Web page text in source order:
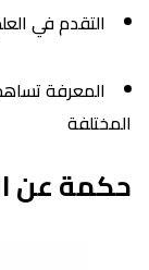
التقدم في
المعرفة
المختلفة
حكمة عن